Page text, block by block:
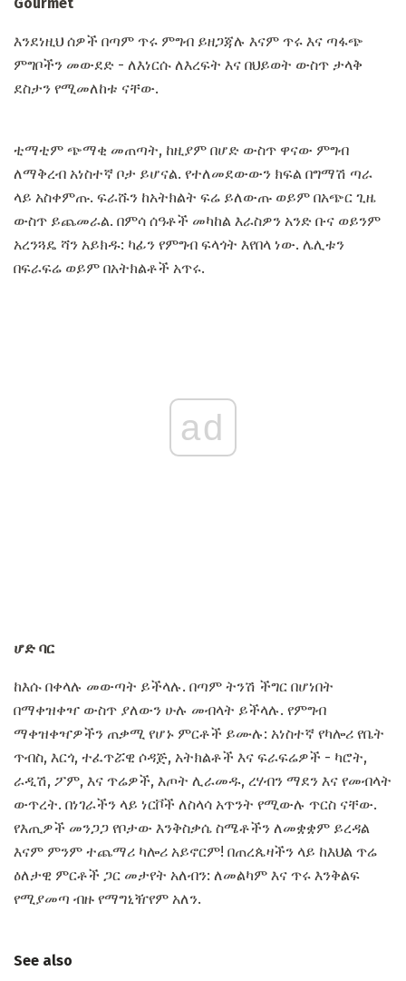
እንደነዚህ ሰዎች በጣም ጥሩ ምግብ ይዘጋጃሉ እናም ጥሩ እና ጣፋጭ
ምግቦችን መውደድ - ለእነርሱ ለእረፍት እና በህይወት ውስጥ ታላቅ
ደስታን የሚመለከቱ ናቸው.
ቲማቲም ጭማቂ መጠጣት, ከዚያም በሆድ ውስጥ ዋናው ምግብ
ለማቅረብ አነስተኛ ቦታ ይሆናል. የተለመደውውን ክፍል በግማሽ ጣራ
ላይ አስቀምጡ. ፍራሹን ከአትክልት ፍሬ ይለውጡ ወይም በአጭር ጊዜ
ውስጥ ይጨመራል. በምሳ ሰዓቶች መካከል እራስዎን አንድ ቡና ወይንም
አረንጓዴ ሻን አይክዱ: ካፊን የምግብ ፍላጎት እየበላ ነው. ሌሊቱን
በፍራፍሬ ወይም በአትክልቶች አጥሩ.
ad
ሆድ ባር
ከእሱ በቀላሉ መውጣት ይችላሉ. በጣም ትንሽ ችግር በሆነበት
በማቀዝቀዣ ውስጥ ያለውን ሁሉ መብላት ይችላሉ. የምግብ
ማቀዝቀዣዎችን ጠቃሚ የሆኑ ምርቶች ይሙሉ: አነስተኛ የካሎሪ የቤት
ጥብስ, እርጎ, ተፈጥሯዊ ሶዳጅ, አትክልቶች እና ፍራፍሬዎች - ካሮት,
ራዲሽ, ፖም, እና ጥሬዎች, እጦት ሊራመዱ, ረሃብን ማደን እና የመብላት
ውጥረት. በነገራችን ላይ ነርቮች ለስላሳ አጥንት የሚውሉ ጥርስ ናቸው.
የእጢዎች መንጋጋ የቦታው እንቅስቃሴ ስሜቶችን ለመቋቋም ይረዳል
እናም ምንም ተጨማሪ ካሎሪ አይኖርም! በጠረጴዛችን ላይ ከእህል ጥሬ
ዕለታዊ ምርቶች ጋር መታየት አለብን: ለመልካም እና ጥሩ እንቅልፍ
የሚያመጣ ብዙ የማግኒዥየም አለን.
See also